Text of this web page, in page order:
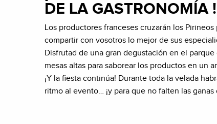
DE LA GASTRONOMÍA !
Los productores franceses cruzarán los
compartir con vosotros lo mejor de sus
Disfrutad de una gran degustación en el
mesas altas para saborear los productos en un
¡Y la fiesta continúa! Durante toda la velada
ritmo al evento… ¡y para que no falten las ganas